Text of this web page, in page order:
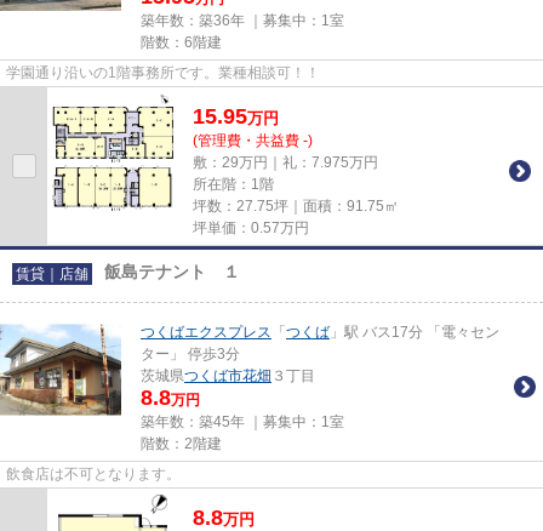
築年数：築36年 ｜募集中： 1室
階数：6階建
学園通り沿いの1階事務所です。業種相談可！！
15.95万円
(管理費・共益費 -)
敷：29万円｜礼：7.975万円
所在階：1階
坪数：27.75坪｜面積：91.75㎡
坪単価： 0.57万円
賃貸｜店舗 飯島テナント １
つくばエクスプレス 「 つくば 」駅 バス17分 「電々セン
ター」 停歩3分
茨城県つくば市花畑 ３丁目
8.8万円
築年数：築45年 ｜募集中： 1室
階数：2階建
飲食店は不可となります。
8.8万円